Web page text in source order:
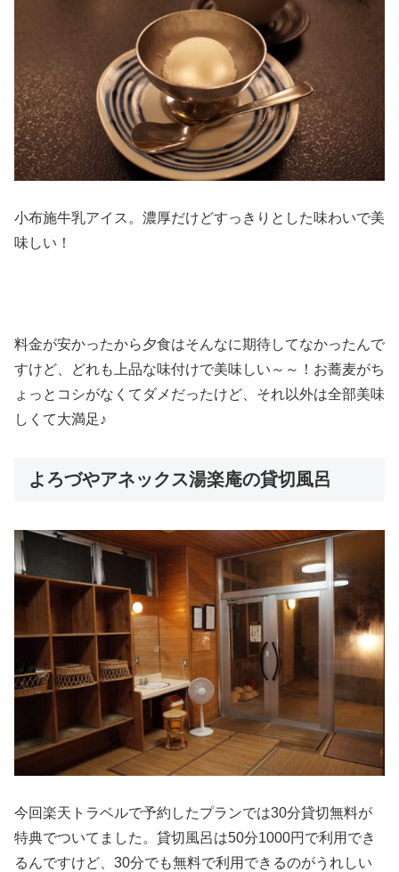
小布施牛乳アイス。濃厚だけどすっきりとした味わいで美
味しい！
料金が安かったから夕食はそんなに期待してなかったんで
すけど、どれも上品な味付けで美味しい～～！お蕎麦がち
ょっとコシがなくてダメだったけど、それ以外は全部美味
しくて大満足♪
よろづやアネックス湯楽庵の貸切風呂
今回楽天トラベルで予約したプランでは30分貸切無料が
特典でついてました。貸切風呂は50分1000円で利用でき
るんですけど、30分でも無料で利用できるのがうれしい